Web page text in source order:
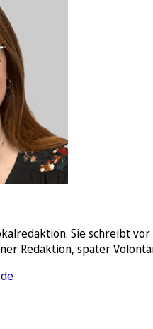
Sie schreibt
Redaktion, später